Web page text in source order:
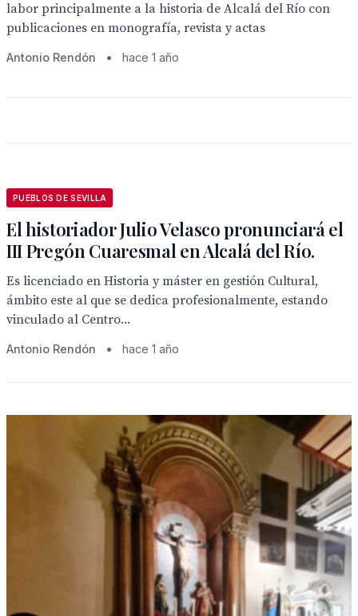
labor principalmente a la historia de Alcalá del Río con
publicaciones en monografía, revista y actas
Antonio Rendón • hace 1 año
PUEBLOS DE SEVILLA
El historiador Julio Velasco pronunciará el
III Pregón Cuaresmal en Alcalá del Río.
Es licenciado en Historia y máster en gestión Cultural,
ámbito este al que se dedica profesionalmente, estando
vinculado al Centro...
Antonio Rendón • hace 1 año